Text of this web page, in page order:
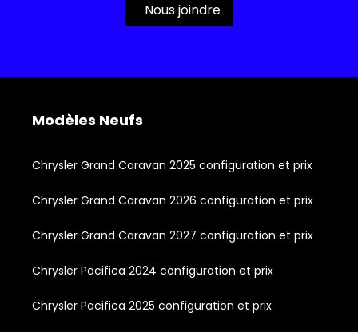
Nous joindre
Modèles Neufs
Chrysler Grand Caravan 2025 configuration et prix
Chrysler Grand Caravan 2026 configuration et prix
Chrysler Grand Caravan 2027 configuration et prix
Chrysler Pacifica 2024 configuration et prix
Chrysler Pacifica 2025 configuration et prix